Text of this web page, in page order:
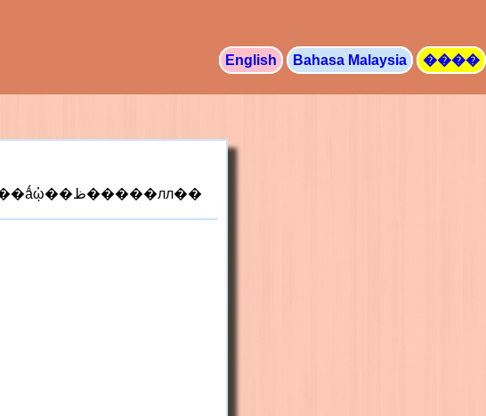
English Bahasa Malaysia ����
�κ�������飬��ӭʹ�����±�����������磬���ǻᾡ��ظ�����лл��